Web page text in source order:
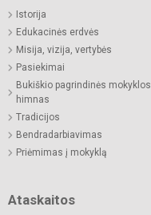
Istorija
Edukacinės erdvės
Misija, vizija, vertybės
Pasiekimai
Bukiškio pagrindinės mokyklos
himnas
Tradicijos
Bendradarbiavimas
Priėmimas į mokyklą
Ataskaitos